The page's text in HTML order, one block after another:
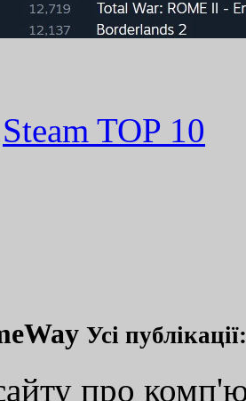
Steam TOP 10
Усі
про